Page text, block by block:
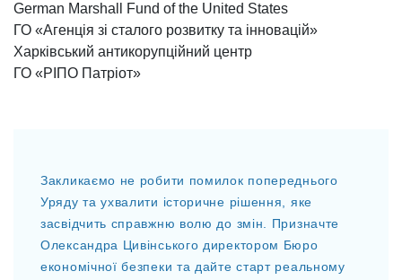
German Marshall Fund of the United States
ГО «Агенція зі сталого розвитку та інновацій»
Харківський антикорупційний центр
ГО «РІПО Патріот»
Закликаємо не робити помилок попереднього
Уряду та ухвалити історичне рішення, яке
засвідчить справжню волю до змін. Призначте
Олександра Цивінського директором Бюро
економічної безпеки та дайте старт реальному